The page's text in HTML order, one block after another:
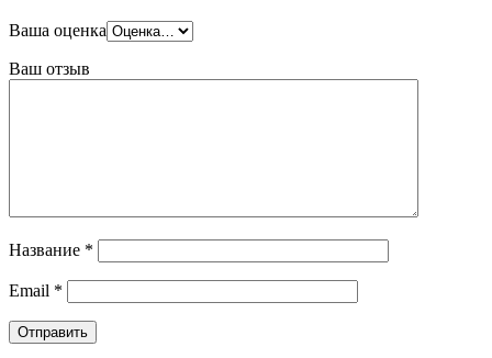
Ваша оценка
Ваш отзыв
Название *
Email *